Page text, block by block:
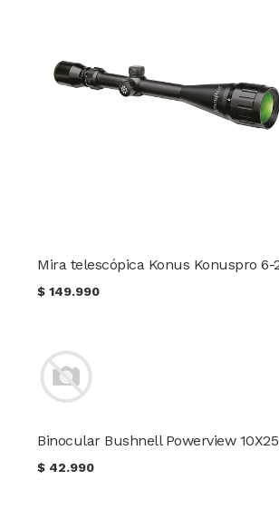
$149.990
Binocular Bushnell Powerview 10X25
$ 42.990